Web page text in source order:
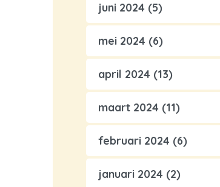
juni 2024 (5)
mei 2024 (6)
april 2024 (13)
maart 2024 (11)
februari 2024 (6)
januari 2024 (2)